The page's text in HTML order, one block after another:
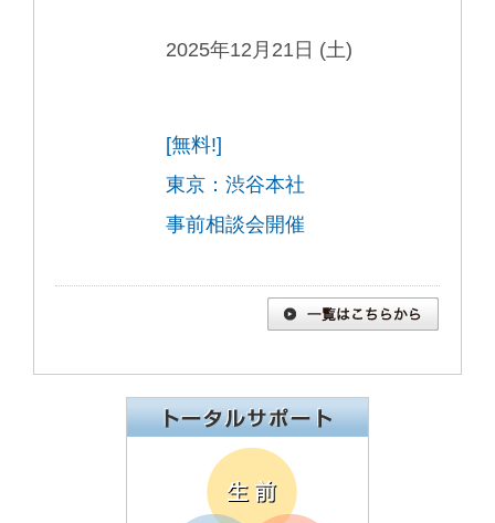
2025年12月21日 (土)
[無料!]
東京：渋谷本社
事前相談会開催